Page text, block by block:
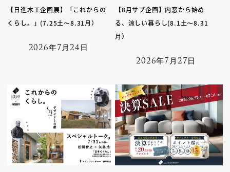
【日進木工企画展】「これからの
くらし。」(7.25土〜8.31月）
2026年7月24日
【8月サブ企画】内窓から始め
る、涼しい暮らし(8.1土〜8.31
月）
2026年7月27日